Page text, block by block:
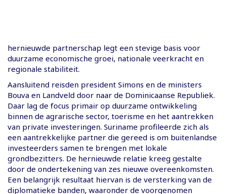
hernieuwde partnerschap legt een stevige basis voor
duurzame economische groei, nationale veerkracht en
regionale stabiliteit.
Aansluitend reisden president Simons en de ministers
Bouva en Landveld door naar de Dominicaanse Republiek.
Daar lag de focus primair op duurzame ontwikkeling
binnen de agrarische sector, toerisme en het aantrekken
van private investeringen. Suriname profileerde zich als
een aantrekkelijke partner die gereed is om buitenlandse
investeerders samen te brengen met lokale
grondbezitters. De hernieuwde relatie kreeg gestalte
door de ondertekening van zes nieuwe overeenkomsten.
Een belangrijk resultaat hiervan is de versterking van de
diplomatieke banden, waaronder de voorgenomen